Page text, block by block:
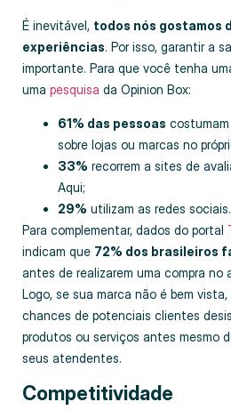
É inevitável, todos nós gostamos
experiências. Por isso, garantir a
importante. Para que você tenha
uma pesquisa da Opinion Box:
61% das pessoas
sobre lojas ou marcas no
33% recorrem a sites de
Aqui;
29% utilizam as redes sociais.
Para complementar, dados do portal
indicam que 72% dos brasileiros
antes de realizarem uma compra
Logo, se sua marca não é bem
chances de potenciais clientes
produtos ou serviços antes mesmo
seus atendentes.
Competitividade